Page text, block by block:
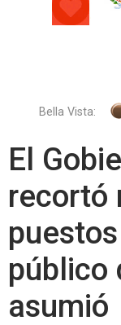
Bella Vista:
El
recortó
público
asumió